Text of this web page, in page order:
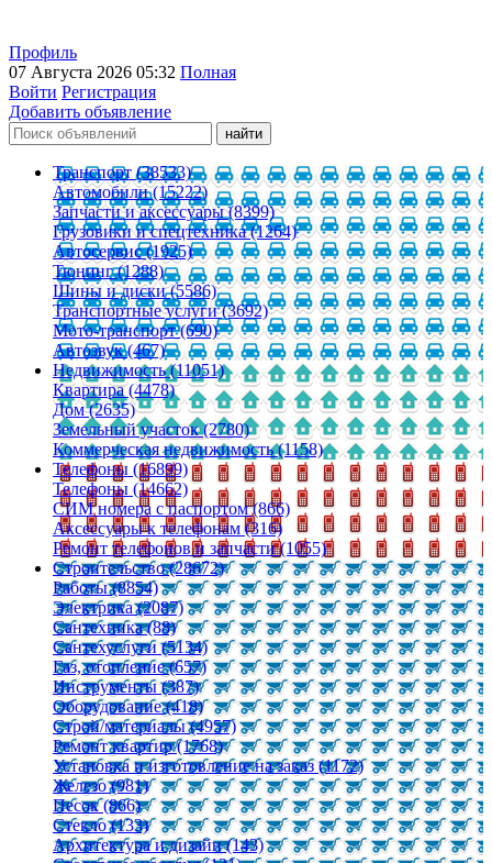
Профиль
07 Августа 2026 05:32 Полная
Войти Регистрация
Добавить объявление
Транспорт (38533)
Автомобили (15222)
Запчасти и аксессуары (8399)
Грузовики и спецтехника (1264)
Автосервис (1925)
Тюнинг (1288)
Шины и диски (5586)
Транспортные услуги (3692)
Мото-транспорт (690)
Автозвук (467)
Недвижимость (11051)
Квартира (4478)
Дом (2635)
Земельный участок (2780)
Коммерческая недвижимость (1158)
Телефоны (16899)
Телефоны (14662)
СИМ номера с паспортом (866)
Аксессуары к телефонам (316)
Ремонт телефонов и запчасти (1055)
Строительство (28672)
Работы (8854)
Электрика (2087)
Сантехника (88)
Сантехуслуги (5134)
Газ, отопление (657)
Инструменты (387)
Оборудование (418)
Строй/материалы (4957)
Ремонт квартир (1768)
Установка и изготовление на заказ (1172)
Железо (981)
Песок (866)
Стекло (133)
Архитектура и дизайн (143)